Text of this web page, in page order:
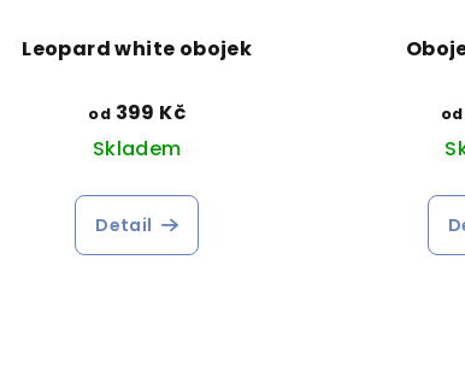
Leopard white obojek
od 399 Kč
Skladem
Detail
od